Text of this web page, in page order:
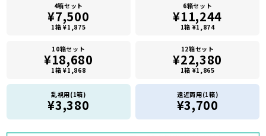
4箱セット
¥7,500
1箱 ¥1,875
6箱セット
¥11,244
1箱 ¥1,874
10箱セット
¥18,680
1箱 ¥1,868
12箱セット
¥22,380
1箱 ¥1,865
乱視用(1箱)
¥3,380
遠近両用(1箱)
¥3,700